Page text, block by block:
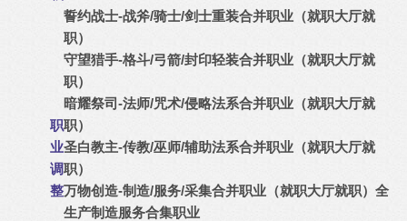
职
业
调
整
誓约战士-战斧/骑士/剑士重装合并职业（就职大厅就
职）
守望猎手-格斗/弓箭/封印轻装合并职业（就职大厅就
职）
暗耀祭司-法师/咒术/侵略法系合并职业（就职大厅就
职）
圣白教主-传教/巫师/辅助法系合并职业（就职大厅就
职）
万物创造-制造/服务/采集合并职业（就职大厅就职）全
生产制造服务合集职业